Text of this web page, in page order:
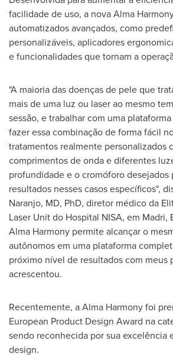
facilidade de uso, a nova Alma
automatizados avançados, como
personalizáveis, aplicadores
e funcionalidades que tornam a
"A maioria das doenças de pele que
mais de uma luz ou laser ao mesmo
sessão, e trabalhar com uma
fazer essa combinação de forma fácil
tratamentos realmente personalizados
comprimentos de onda e diferentes
profundidade e o cromóforo desejados
resultados nesses casos específicos",
Naranjo, MD, PhD, diretor médico da
Laser Unit do Hospital NISA, em Madri,
Alma Harmony permite alcançar o
autônomos em uma plataforma
próximo nível de resultados com meus
acrescentou.
Recentemente, a Alma Harmony foi
European Product Design Award na
sendo reconhecida por sua excelência
design.